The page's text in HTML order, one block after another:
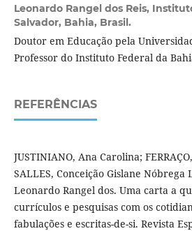
Leonardo Rangel dos Reis,
Salvador, Bahia, Brasil.
Doutor em Educação pela
Professor do Instituto Federal da
REFERÊNCIAS
JUSTINIANO, Ana Carolina;
SALLES, Conceição Gislane Nóbrega
Leonardo Rangel dos. Uma carta a
currículos e pesquisas com os
fabulações e escritas-de-si. Revista